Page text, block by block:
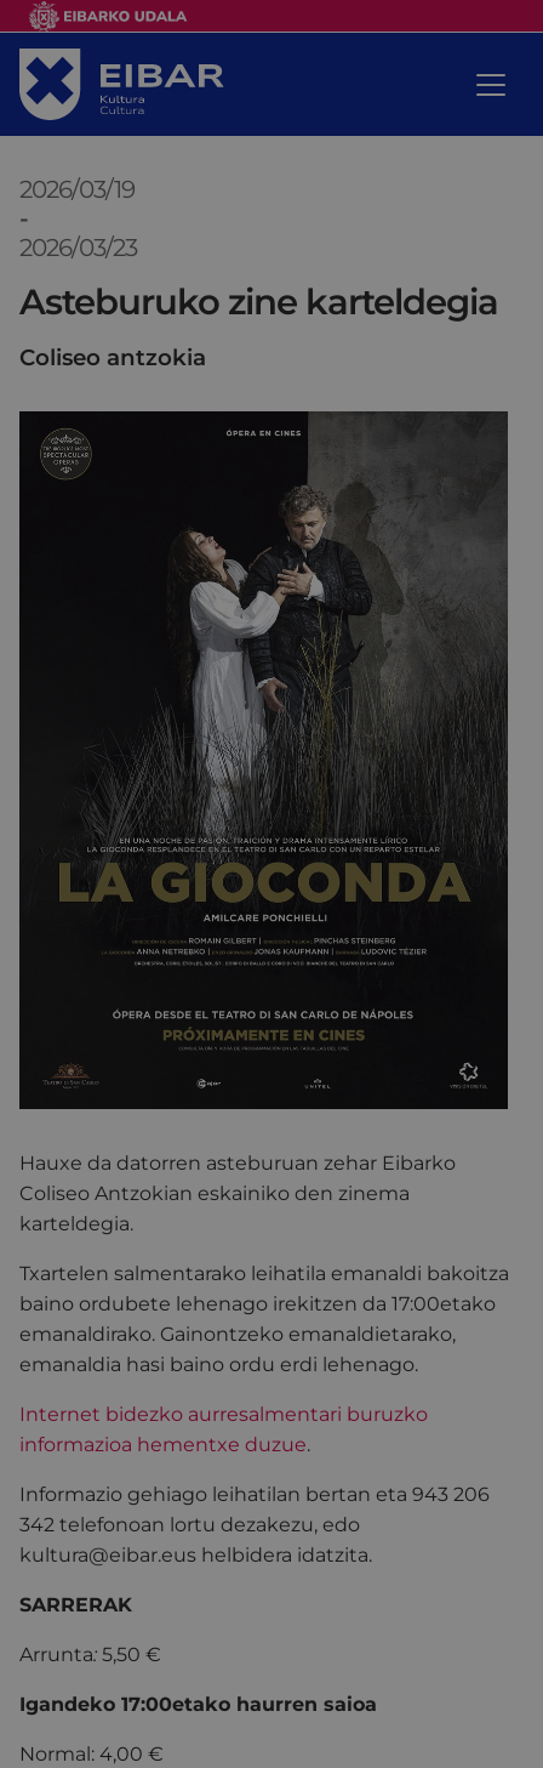
2026/03/19
-
2026/03/23
Asteburuko zine karteldegia
Coliseo antzokia
Hauxe da datorren asteburuan zehar Eibarko
Coliseo Antzokian eskainiko den zinema
karteldegia.
Txartelen salmentarako leihatila emanaldi bakoitza
baino ordubete lehenago irekitzen da 17:00etako
emanaldirako. Gainontzeko emanaldietarako,
emanaldia hasi baino ordu erdi lehenago.
Internet bidezko aurresalmentari buruzko
informazioa hementxe duzue.
Informazio gehiago leihatilan bertan eta 943 206
342 telefonoan lortu dezakezu, edo
kultura@eibar.eus helbidera idatzita.
SARRERAK
Arrunta: 5,50 €
Igandeko 17:00etako haurren saioa
Normal: 4,00 €